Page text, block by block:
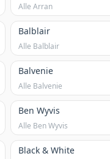
Alle Arran
Balblair
Alle Balblair
Balvenie
Alle Balvenie
Ben Wyvis
Alle Ben Wyvis
Black & White